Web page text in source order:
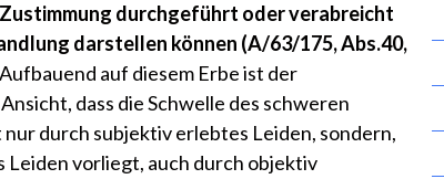
durchgeführt oder verabreicht
darstellen können (A/63/175, Abs.40,
Aufbauend auf diesem Erbe ist der
dass die Schwelle des schweren
nur durch subjektiv erlebtes Leiden, sondern,
vorliegt, auch durch objektiv